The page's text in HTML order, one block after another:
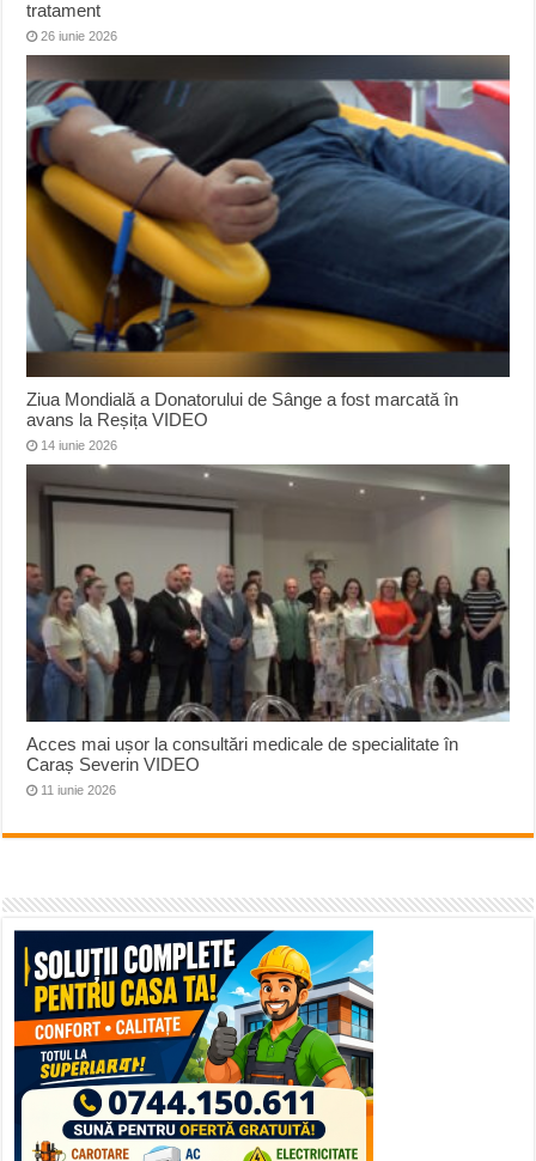
tratament
26 iunie 2026
Ziua Mondială a Donatorului de Sânge a fost marcată în
avans la Reșița VIDEO
14 iunie 2026
Acces mai ușor la consultări medicale de specialitate în
Caraș Severin VIDEO
11 iunie 2026